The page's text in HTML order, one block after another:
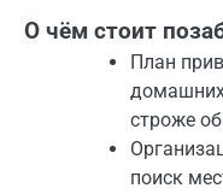
О чём стоит
План
строже
поиск